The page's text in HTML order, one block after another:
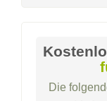
Die